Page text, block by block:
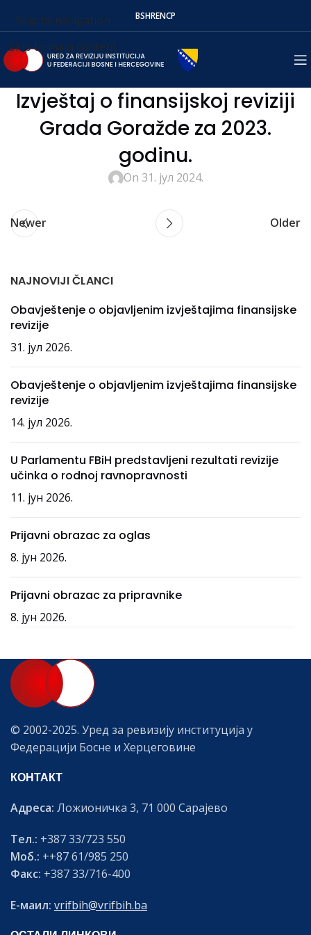
Skip to navigation
Skip to main content
BSHRENСР
Izvještaj o finansijskoj reviziji
Grada Goražde za 2023.
godinu.
On 31. јул 2024.
Newer Older
NAJNOVIJI ČLANCI
Obavještenje o objavljenim izvještajima finansijske
revizije
31. јул 2026.
Obavještenje o objavljenim izvještajima finansijske
revizije
14. јул 2026.
U Parlamentu FBiH predstavljeni rezultati revizije
učinka o rodnoj ravnopravnosti
11. јун 2026.
Prijavni obrazac za oglas
8. јун 2026.
Prijavni obrazac za pripravnike
8. јун 2026.
© 2002-2025. Уред за ревизију институција у
Федерацији Босне и Херцеговине
КОНТАКТ
Адреса: Ложионичка 3, 71 000 Сарајево
Тел.: +387 33/723 550
Моб.: ++87 61/985 250
Факс: +387 33/716-400
Е-маил: vrifbih@vrifbih.ba